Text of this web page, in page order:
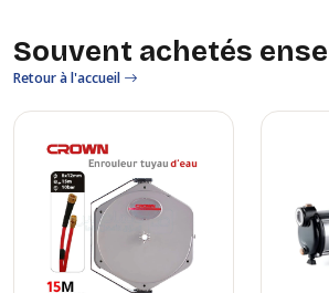
Souvent achetés
Retour à l'accueil